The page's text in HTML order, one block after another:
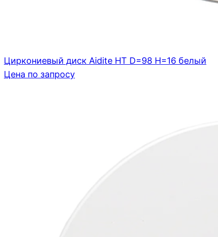
Циркониевый диск Aidite HT D=98 H=16 белый
Цена по запросу